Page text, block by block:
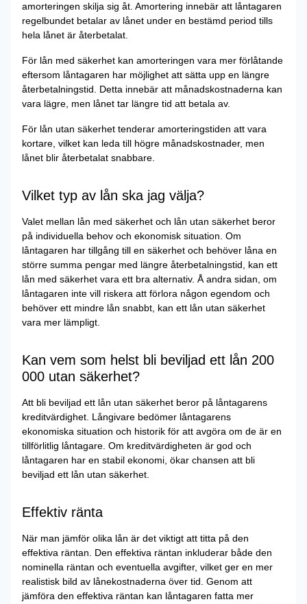
amorteringen skilja sig åt. Amortering innebär att låntagaren
regelbundet betalar av lånet under en bestämd period tills
hela lånet är återbetalat.
För lån med säkerhet kan amorteringen vara mer förlåtande
eftersom låntagaren har möjlighet att sätta upp en längre
återbetalningstid. Detta innebär att månadskostnaderna kan
vara lägre, men lånet tar längre tid att betala av.
För lån utan säkerhet tenderar amorteringstiden att vara
kortare, vilket kan leda till högre månadskostnader, men
lånet blir återbetalat snabbare.
Vilket typ av lån ska jag välja?
Valet mellan lån med säkerhet och lån utan säkerhet beror
på individuella behov och ekonomisk situation. Om
låntagaren har tillgång till en säkerhet och behöver låna en
större summa pengar med längre återbetalningstid, kan ett
lån med säkerhet vara ett bra alternativ. Å andra sidan, om
låntagaren inte vill riskera att förlora någon egendom och
behöver ett mindre lån snabbt, kan ett lån utan säkerhet
vara mer lämpligt.
Kan vem som helst bli beviljad ett lån 200
000 utan säkerhet?
Att bli beviljad ett lån utan säkerhet beror på låntagarens
kreditvärdighet. Långivare bedömer låntagarens
ekonomiska situation och historik för att avgöra om de är en
tillförlitlig låntagare. Om kreditvärdigheten är god och
låntagaren har en stabil ekonomi, ökar chansen att bli
beviljad ett lån utan säkerhet.
Effektiv ränta
När man jämför olika lån är det viktigt att titta på den
effektiva räntan. Den effektiva räntan inkluderar både den
nominella räntan och eventuella avgifter, vilket ger en mer
realistisk bild av lånekostnaderna över tid. Genom att
jämföra den effektiva räntan kan låntagaren fatta mer